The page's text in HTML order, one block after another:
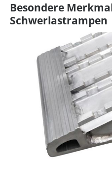
Besondere
Schwerlastrampen